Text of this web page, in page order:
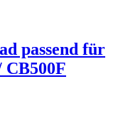
passend für
CB500F